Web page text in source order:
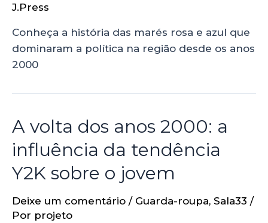
J.Press
Conheça a história das marés rosa e azul que
dominaram a política na região desde os anos
2000
A volta dos anos 2000: a
influência da tendência
Y2K sobre o jovem
Deixe um comentário / Guarda-roupa, Sala33 /
Por projeto